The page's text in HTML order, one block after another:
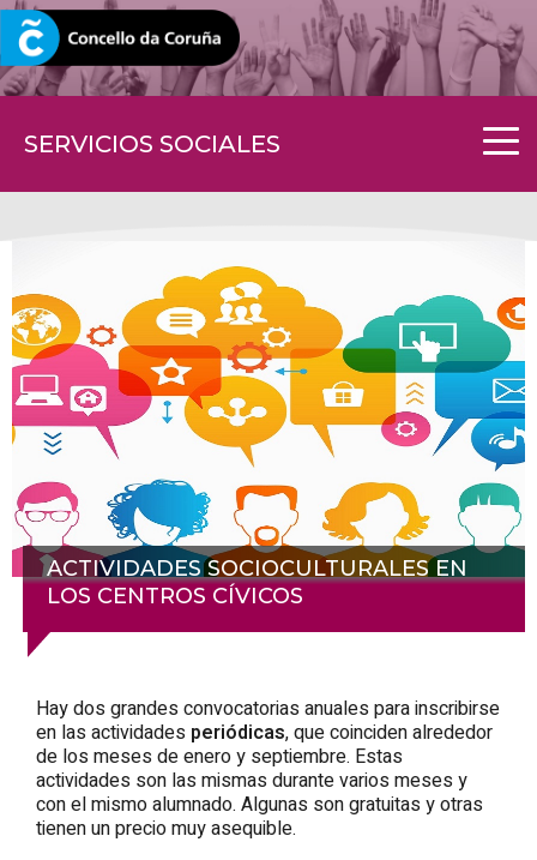
SERVICIOS SOCIALES
CORUNA.GAL
ACTIVIDADES SOCIOCULTURALES EN
LOS CENTROS CÍVICOS
Hay dos grandes convocatorias anuales para inscribirse
en las actividades periódicas, que coinciden alrededor
de los meses de enero y septiembre. Estas
actividades son las mismas durante varios meses y
con el mismo alumnado. Algunas son gratuitas y otras
tienen un precio muy asequible.